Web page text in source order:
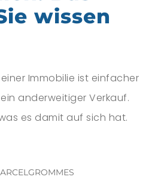
wissen
Immobilie ist einfacher
anderweitiger Verkauf.
es damit auf sich hat.